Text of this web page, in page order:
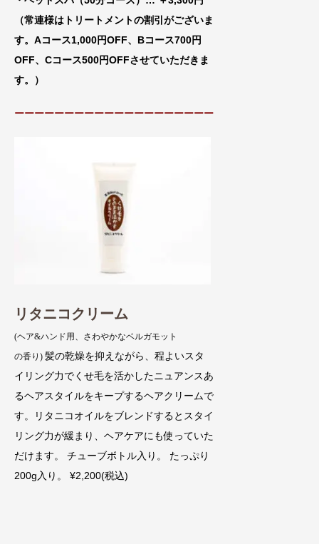
（常連様はトリートメントの割引がございま
す。Aコース1,000円OFF、Bコース700円
OFF、Cコース500円OFFさせていただきま
す。）
ーーーーーーーーーーーーーーーーーーーー
リタニコクリーム
(ヘア&ハンド用、さわやかなベルガモット
の香り) 髪の乾燥を抑えながら、程よいスタ
イリング力でくせ毛を活かしたニュアンスあ
るヘアスタイルをキープするヘアクリームで
す。リタニコオイルをブレンドするとスタイ
リング力が緩まり、ヘアケアにも使っていた
だけます。 チューブボトル入り。 たっぷり
200g入り。 ¥2,200(税込)